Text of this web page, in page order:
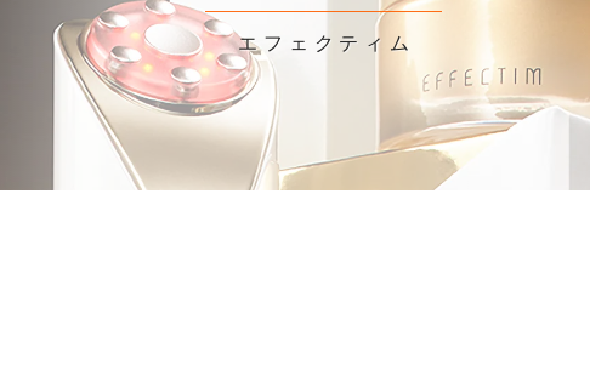
エフェクティム